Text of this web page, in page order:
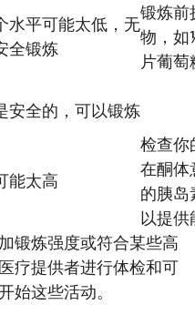
水平可能太低，无
全锻炼
锻炼前
物，
片葡
安全的，可以锻炼
能太高
检查你
在酮体
的胰岛
以提供
锻炼强度或符合某些高
疗提供者进行体检和可
始这些活动。